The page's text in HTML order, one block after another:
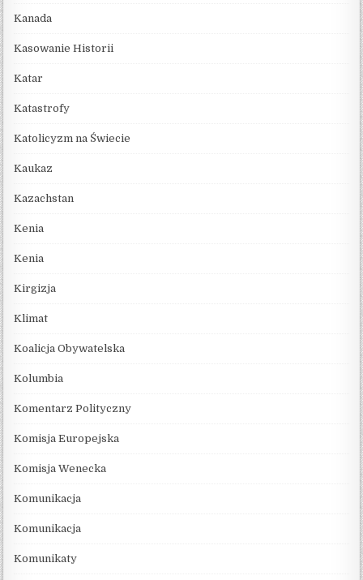
Kanada
Kasowanie Historii
Katar
Katastrofy
Katolicyzm na Świecie
Kaukaz
Kazachstan
Kenia
Kenia
Kirgizja
Klimat
Koalicja Obywatelska
Kolumbia
Komentarz Polityczny
Komisja Europejska
Komisja Wenecka
Komunikacja
Komunikacja
Komunikaty